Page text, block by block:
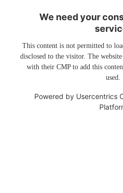
We need your
This content is not permitted to
disclosed to the visitor. The
with their CMP to add this
used.
Powered by Usercentrics